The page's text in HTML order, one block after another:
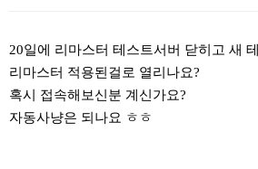
20일에 리마스터 테스트서버 닫히고 새
리마스터 적용된걸로 열리나요?
혹시 접속해보신분 계신가요?
자동사냥은 되나요 ㅎㅎ